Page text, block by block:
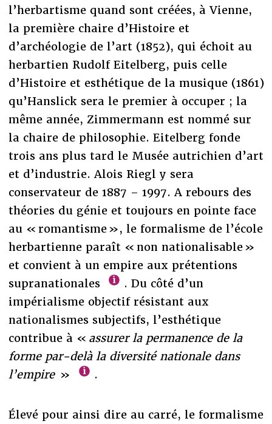
l’herbartisme quand sont créées, à Vienne,
la première chaire d’Histoire et
d’archéologie de l’art (1852), qui échoit au
herbartien Rudolf Eitelberg, puis celle
d’Histoire et esthétique de la musique (1861)
qu’Hanslick sera le premier à occuper ; la
même année, Zimmermann est nommé sur
la chaire de philosophie. Eitelberg fonde
trois ans plus tard le Musée autrichien d’art
et d’industrie. Alois Riegl y sera
conservateur de 1887 – 1997. A rebours des
théories du génie et toujours en pointe face
au « romantisme », le formalisme de l’école
herbartienne paraît « non nationalisable »
et convient à un empire aux prétentions
supranationales
. Du côté d’un
impérialisme objectif résistant aux
nationalismes subjectifs, l’esthétique
contribue à « assurer la permanence de la
forme par-delà la diversité nationale dans
l’empire » .
Élevé pour ainsi dire au carré, le formalisme